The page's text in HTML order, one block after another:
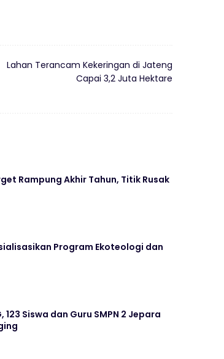
Lahan Terancam Kekeringan di Jateng
Capai 3,2 Juta Hektare
Rampung Akhir Tahun, Titik Rusak
Program Ekoteologi dan
Siswa dan Guru SMPN 2 Jepara